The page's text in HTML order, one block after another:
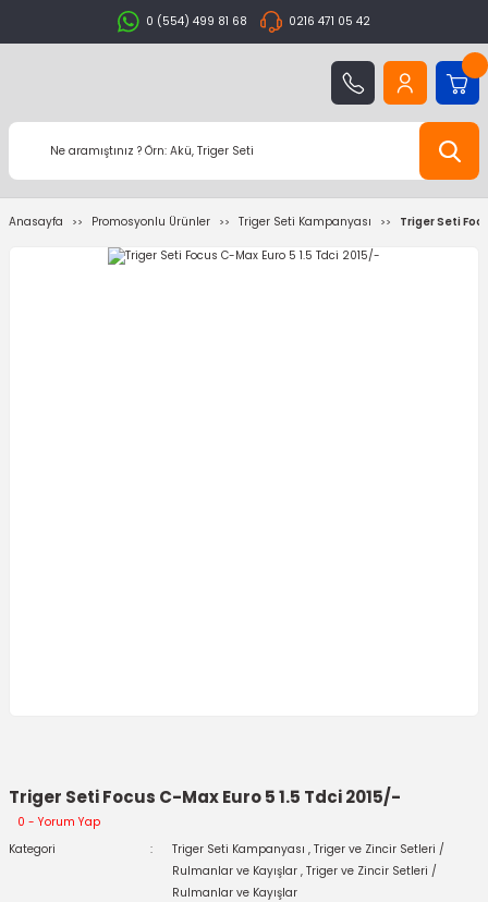
0 (554) 499 81 68 0216 471 05 42
Anasayfa Promosyonlu Ürünler Triger Seti Kampanyası Triger Seti
Triger Seti Focus C-Max Euro 5 1.5 Tdci 2015/-
0 - Yorum Yap
Kategori
Triger Seti Kampanyası , Triger ve Zincir Setleri /
Rulmanlar ve Kayışlar , Triger ve Zincir Setleri /
Rulmanlar ve Kayışlar